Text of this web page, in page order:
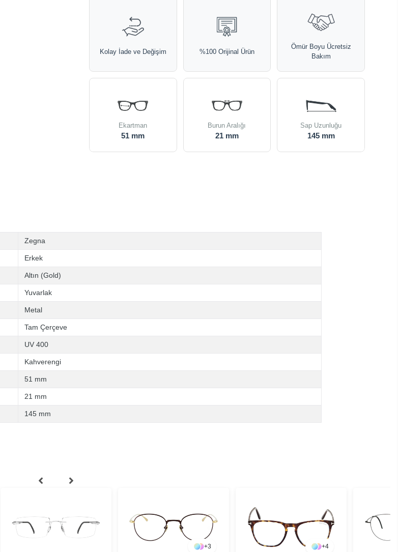
Kolay İade ve Değişim %100 Orijinal Ürün
Ömür Boyu Ücretsiz
Bakım
Ekartman
51 mm
Burun Aralığı
21 mm
Sap Uzunluğu
145 mm
Zegna
Erkek
Altın (Gold)
Yuvarlak
Metal
Tam Çerçeve
UV 400
Kahverengi
51 mm
21 mm
145 mm
+3 +4